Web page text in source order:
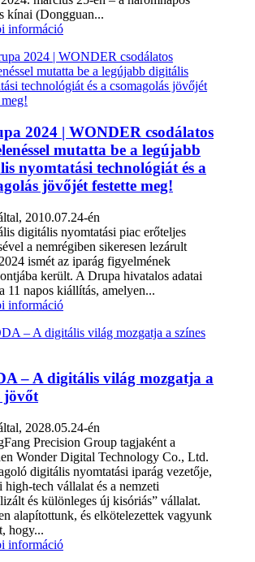
kínai (Dongguan...
információ
2024 | WONDER csodálatos
mutatta be a legújabb
nyomtatási technológiát és a
jövőjét festette meg!
2010.07.24-én
digitális nyomtatási piac erőteljes
a nemrégiben sikeresen lezárult
ismét az iparág figyelmének
került. A Drupa hivatalos adatai
11 napos kiállítás, amelyen...
információ
– A digitális világ mozgatja a
jövőt
2028.05.24-én
Precision Group tagjaként a
Wonder Digital Technology Co., Ltd.
digitális nyomtatási iparág vezetője,
high-tech vállalat és a nemzeti
és különleges új kisóriás” vállalat.
alapítottunk, és elkötelezettek vagyunk
hogy...
információ